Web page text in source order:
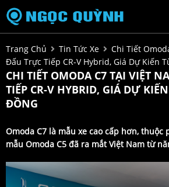
Trang Chủ Tin Tức Xe
Chi Tiết
Đấu Trực Tiếp CR-V Hybrid, Giá Dự Kiến
CHI TIẾT OMODA C7 TẠI VIỆT
TIẾP CR-V HYBRID, GIÁ DỰ
ĐỒNG
Omoda C7 là mẫu xe cao cấp hơn, thuộc
mẫu Omoda C5 đã ra mắt Việt Nam từ